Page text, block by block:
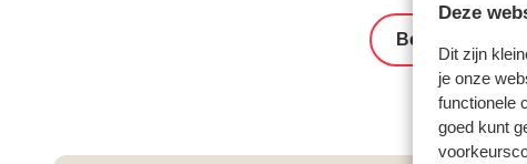
Deze
Dit zijn
je onze
functionele
goed kunt
Bekijk het